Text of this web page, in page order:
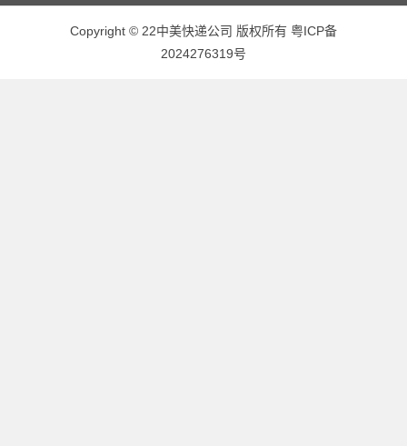
Copyright © 22中美快递公司 版权所有 粤ICP备
2024276319号